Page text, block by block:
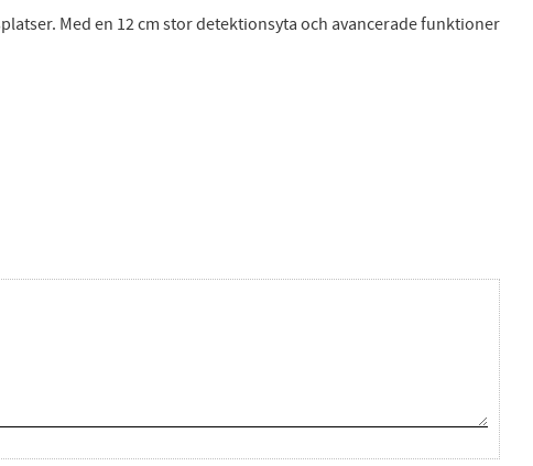
Med en 12 cm stor detektionsyta och avancerade funktioner